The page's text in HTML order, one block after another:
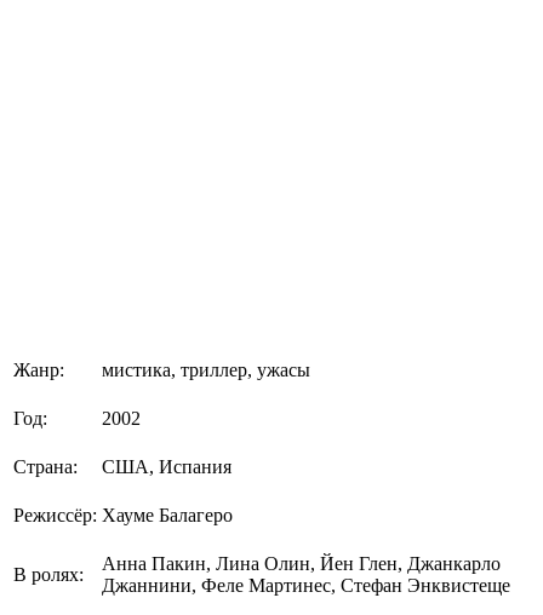
Жанр: мистика, триллер, ужасы
Год: 2002
Страна: США, Испания
Режиссёр: Хауме Балагеро
В ролях:
Анна Пакин, Лина Олин, Йен Глен, Джанкарло
Джаннини, Феле Мартинес, Стефан Энквистеще